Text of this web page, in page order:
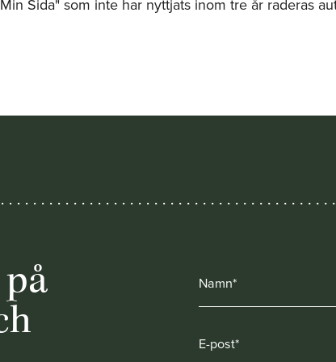
Sida" som inte har nyttjats inom tre år raderas